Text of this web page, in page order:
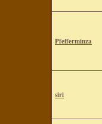
Pfefferminza
siri